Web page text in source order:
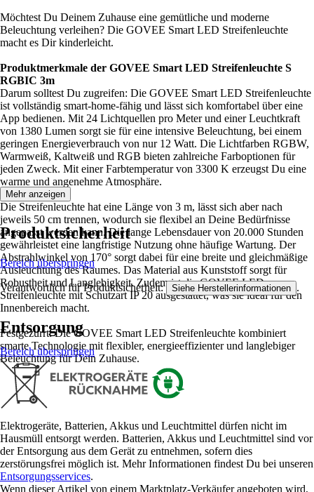
Möchtest Du Deinem Zuhause eine gemütliche und moderne
Beleuchtung verleihen? Die GOVEE Smart LED Streifenleuchte
macht es Dir kinderleicht.
Produktmerkmale der GOVEE Smart LED Streifenleuchte S
RGBIC 3m
Darum solltest Du zugreifen: Die GOVEE Smart LED Streifenleuchte
ist vollständig smart-home-fähig und lässt sich komfortabel über eine
App bedienen. Mit 24 Lichtquellen pro Meter und einer Leuchtkraft
von 1380 Lumen sorgt sie für eine intensive Beleuchtung, bei einem
geringen Energieverbrauch von nur 12 Watt. Die Lichtfarben RGBW,
Warmweiß, Kaltweiß und RGB bieten zahlreiche Farboptionen für
jeden Zweck. Mit einer Farbtemperatur von 3300 K erzeugst Du eine
warme und angenehme Atmosphäre.
Die Streifenleuchte hat eine Länge von 3 m, lässt sich aber nach
jeweils 50 cm trennen, wodurch sie flexibel an Deine Bedürfnisse
angepasst werden kann. Die lange Lebensdauer von 20.000 Stunden
gewährleistet eine langfristige Nutzung ohne häufige Wartung. Der
Abstrahlwinkel von 170° sorgt dabei für eine breite und gleichmäßige
Ausleuchtung des Raumes. Das Material aus Kunststoff sorgt für
Robustheit und Langlebigkeit. Zudem ist die GOVEE LED
Streifenleuchte mit Schutzart IP 20 ausgestattet, was sie ideal für den
Innenbereich macht.
Festgezurrt: Die GOVEE Smart LED Streifenleuchte kombiniert
smarte Technologie mit flexibler, energieeffizienter und langlebiger
Beleuchtung für Dein Zuhause.
Mehr anzeigen
Produktsicherheit
Bereich überspringen
Verantwortlich für Produktsicherheit: Siehe Herstellerinformationen .
Entsorgung
Bereich überspringen
Elektrogeräte, Batterien, Akkus und Leuchtmittel dürfen nicht im
Hausmüll entsorgt werden. Batterien, Akkus und Leuchtmittel sind vor
der Entsorgung aus dem Gerät zu entnehmen, sofern dies
zerstörungsfrei möglich ist. Mehr Informationen findest Du bei unseren
Entsorgungsservices.
Wenn dieser Artikel von einem Marktplatz-Verkäufer angeboten wird,